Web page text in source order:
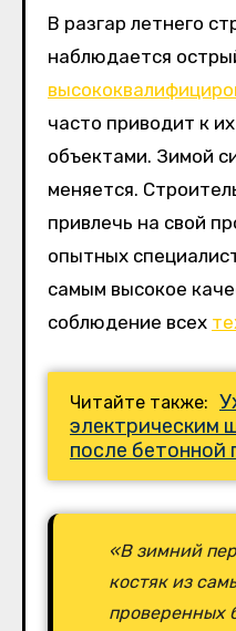
В разгар летнего
наблюдается
часто приводит к
объектами. Зимой
меняется.
привлечь на свой
опытных
самым высокое
соблюдение всех
Читайте также:
электрическим
после бетонной
«В зимний
костяк из
проверенных